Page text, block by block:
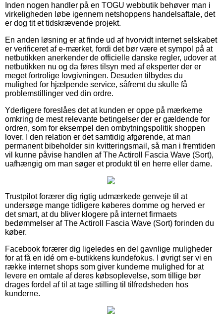
Inden nogen handler på en TOGU webbutik behøver man i
virkeligheden løbe igennem netshoppens handelsaftale, det
er dog tit et tidskrævende projekt.
En anden løsning er at finde ud af hvorvidt internet selskabet
er verificeret af e-mærket, fordi det bør være et sympol på at
netbutikken anerkender de officielle danske regler, udover at
netbutikken nu og da føres tilsyn med af eksperter der er
meget fortrolige lovgivningen. Desuden tilbydes du
mulighed for hjælpende service, såfremt du skulle få
problemstillinger ved din ordre.
Yderligere foreslåes det at kunden er oppe på mærkerne
omkring de mest relevante betingelser der er gældende for
ordren, som for eksempel den ombytningspolitik shoppen
lover. I den relation er det samtidig afgørende, at man
permanent bibeholder sin kvitteringsmail, så man i fremtiden
vil kunne påvise handlen af The Actiroll Fascia Wave (Sort),
uafhængig om man søger et produkt til en herre eller dame.
Trustpilot forærer dig rigtig udmærkede genveje til at
undersøge mange tidligere køberes domme og herved er
det smart, at du bliver klogere på internet firmaets
bedømmelser af The Actiroll Fascia Wave (Sort) forinden du
køber.
Facebook forærer dig ligeledes en del gavnlige muligheder
for at få en idé om e-butikkens kundefokus. I øvrigt ser vi en
række internet shops som giver kunderne mulighed for at
levere en omtale af deres købsoplevelse, som tillige bør
drages fordel af til at tage stilling til tilfredsheden hos
kunderne.